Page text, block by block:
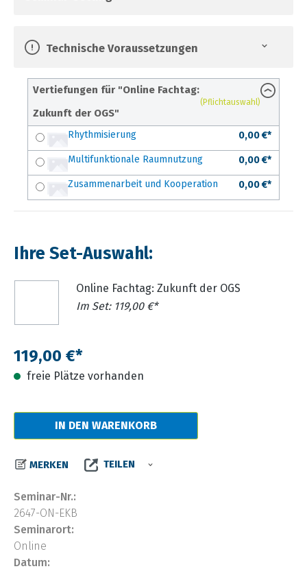
Technische Voraussetzungen
Vertiefungen für "Online Fachtag:
Zukunft der OGS"
(Pflichtauswahl)
Rhythmisierung 0,00 €*
Multifunktionale Raumnutzung 0,00 €*
Zusammenarbeit und Kooperation 0,00 €*
Ihre Set-Auswahl:
Online Fachtag: Zukunft der OGS
Im Set: 119,00 €*
119,00 €*
freie Plätze vorhanden
IN DEN WARENKORB
MERKEN TEILEN
Seminar-Nr.:
2647-ON-EKB
Seminarort:
Online
Datum: